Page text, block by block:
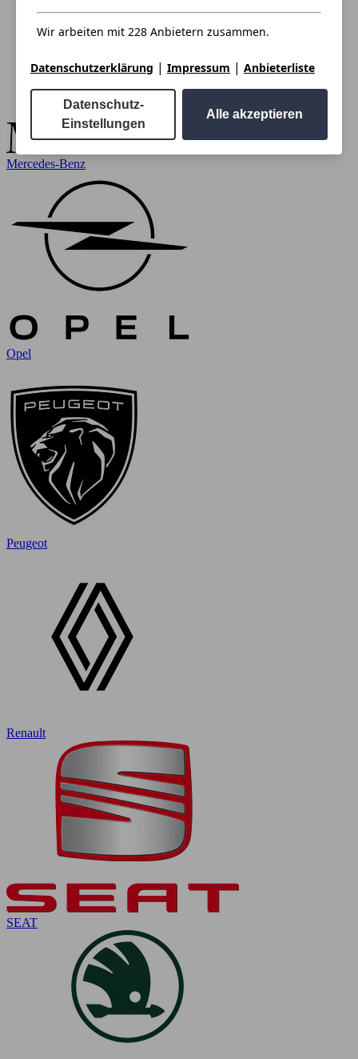
Mercedes-Benz
Opel
Peugeot
Renault
SEAT
Wir arbeiten mit 228 Anbietern zusammen.
Datenschutzerklärung | Impressum | Anbieterliste
Datenschutz-
Einstellungen
Alle akzeptieren